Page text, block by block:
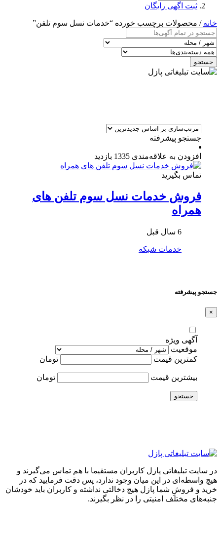
ثبت اگهی رایگان
خانه / محصولات برچسب خورده “خدمات نسل سوم تلفن”
جستجو
جستجو پیشرفته
افزودن به علاقه‌مندی 1335 بازدید
تماس بگیرید
فروش خدمات نسل سوم تلفن های
همراه
6 سال قبل
خدمات شبکه
جستجو پیشرفته
×
آگهی ویژه
موقعیت
کمترین قیمت
تومان
بیشترین قیمت تومان
جستجو
در سایت تبلیغاتی پازل کاربران مستقیما با هم تماس می‌گیرند و
هیچ واسطه‌ای در این میان وجود ندارد، پس دقت فرمایید که در
خرید و فروشِ شما پازل هیچ دخالتی نداشته و کاربران باید خودشان
جنبه‌های مختلف امنیتی را در نظر بگیرند.